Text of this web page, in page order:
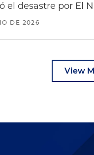
el desastre por El
DE 2026
View